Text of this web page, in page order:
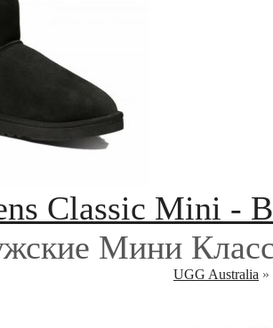
Classic Mini -
Мини
UGG Australia »